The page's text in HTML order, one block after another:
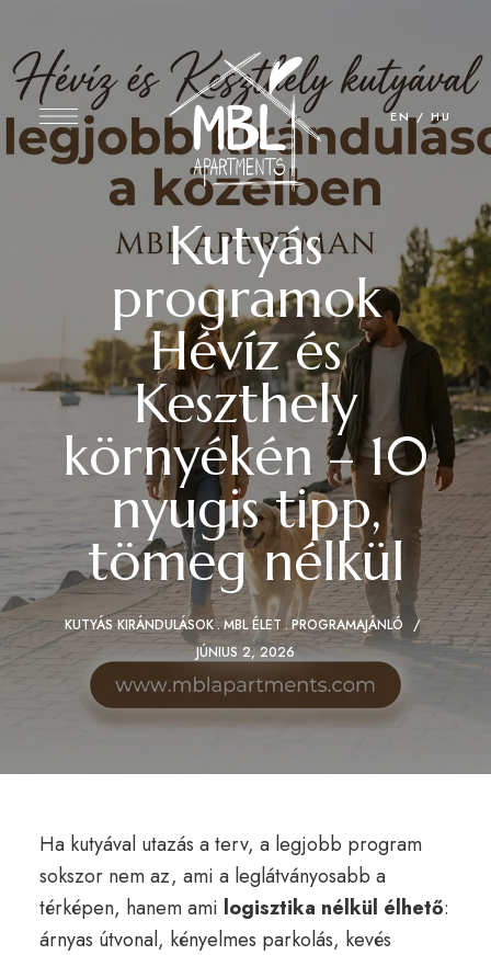
EN/HU
Kutyás
programok
Hévíz és
Keszthely
környékén – 10
nyugis tipp,
tömeg nélkül
KUTYÁS KIRÁNDULÁSOK MBL ÉLET PROGRAMAJÁNLÓ
JÚNIUS 2, 2026
Ha kutyával utazás a terv, a legjobb program
sokszor nem az, ami a leglátványosabb a
térképen, hanem ami logisztika nélkül élhető:
árnyas útvonal, kényelmes parkolás, kevés